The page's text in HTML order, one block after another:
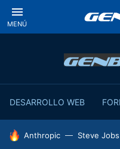
MENÚ
DESARROLLO WEB
HOY SE HABLA DE
Anthropic Steve Jobs